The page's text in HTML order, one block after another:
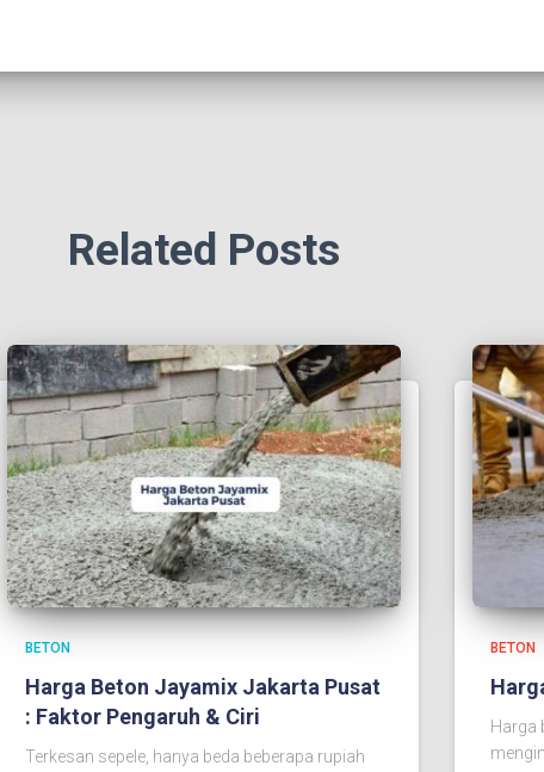
Related Posts
BETON
Harga Beton Jayamix Jakarta Pusat
: Faktor Pengaruh & Ciri
Terkesan sepele, hanya beda beberapa rupiah
BETON
Harga